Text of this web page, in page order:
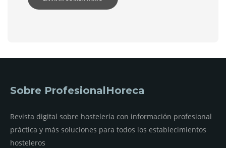
Sobre ProfesionalHoreca
Revista digital sobre hostelería con información profesional
práctica y más soluciones para todos los establecimientos
hosteleros